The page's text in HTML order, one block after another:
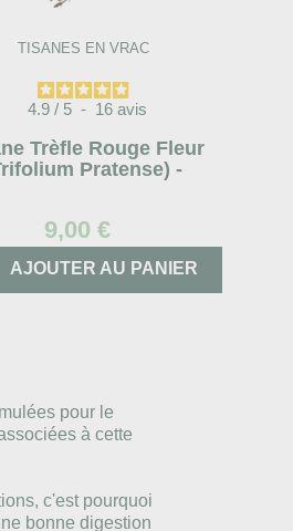
TISANES EN VRAC
4.9 / 5 - 16avis
Trèfle Rouge Fleur
Pratense) -
9,00 €
AJOUTER AU PANIER
pour le
à cette
c'est pourquoi
bonne digestion